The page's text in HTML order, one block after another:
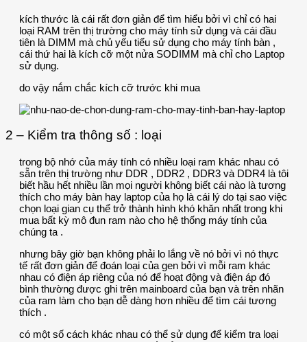
kích thước là cái rất đơn giản để tìm hiểu bởi vì chỉ có hai
loại RAM trên thị trường cho máy tính sử dụng và cái đầu
tiên là DIMM mà chủ yếu tiểu sử dụng cho máy tính bàn ,
cái thứ hai là kích cỡ một nửa SODIMM mà chỉ cho Laptop
sử dụng.
do vậy nắm chắc kích cỡ trước khi mua
2 – Kiểm tra thông số : loại
trong bộ nhớ của máy tính có nhiều loại ram khác nhau có
sẵn trên thị trường như DDR , DDR2 , DDR3 và DDR4 là tôi
biết hầu hết nhiều lần mọi người không biết cái nào là tương
thích cho máy bàn hay laptop của họ là cái lý do tại sao việc
chọn loại gian cụ thể trở thành hình khó khăn nhất trong khi
mua bất kỳ mô đun ram nào cho hệ thống máy tính của
chúng ta .
nhưng bây giờ bạn không phải lo lắng về nó bởi vì nó thực
tế rất đơn giản để đoán loại của gen bởi vì mỗi ram khác
nhau có điện áp riêng của nó để hoạt động và điện áp đó
bình thường được ghi trên mainboard của bạn và trên nhãn
của ram làm cho bạn dễ dàng hơn nhiều để tìm cái tương
thích .
có một số cách khác nhau có thể sử dụng để kiểm tra loại